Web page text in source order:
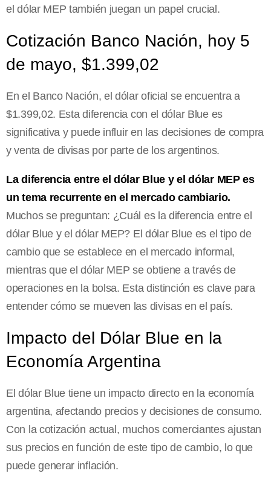
el dólar MEP también juegan un papel crucial.
Cotización Banco Nación, hoy 5
de mayo, $1.399,02
En el Banco Nación, el dólar oficial se encuentra a
$1.399,02. Esta diferencia con el dólar Blue es
significativa y puede influir en las decisiones de compra
y venta de divisas por parte de los argentinos.
La diferencia entre el dólar Blue y el dólar MEP es
un tema recurrente en el mercado cambiario.
Muchos se preguntan: ¿Cuál es la diferencia entre el
dólar Blue y el dólar MEP? El dólar Blue es el tipo de
cambio que se establece en el mercado informal,
mientras que el dólar MEP se obtiene a través de
operaciones en la bolsa. Esta distinción es clave para
entender cómo se mueven las divisas en el país.
Impacto del Dólar Blue en la
Economía Argentina
El dólar Blue tiene un impacto directo en la economía
argentina, afectando precios y decisiones de consumo.
Con la cotización actual, muchos comerciantes ajustan
sus precios en función de este tipo de cambio, lo que
puede generar inflación.